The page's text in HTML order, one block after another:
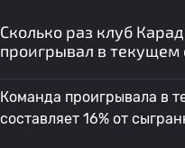
Сколько раз клуб
проигрывал в текущем
Команда проигрывала в
составляет 16% от